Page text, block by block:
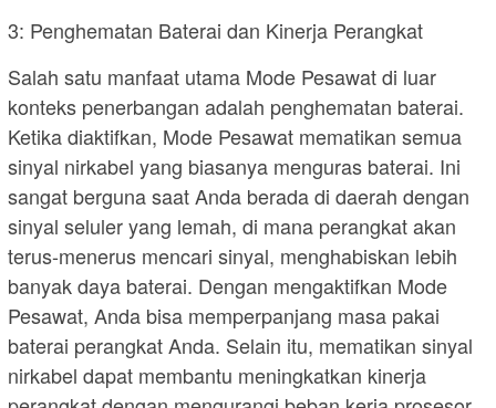
3: Penghematan Baterai dan Kinerja Perangkat
Salah satu manfaat utama Mode Pesawat di luar
konteks penerbangan adalah penghematan baterai.
Ketika diaktifkan, Mode Pesawat mematikan semua
sinyal nirkabel yang biasanya menguras baterai. Ini
sangat berguna saat Anda berada di daerah dengan
sinyal seluler yang lemah, di mana perangkat akan
terus-menerus mencari sinyal, menghabiskan lebih
banyak daya baterai. Dengan mengaktifkan Mode
Pesawat, Anda bisa memperpanjang masa pakai
baterai perangkat Anda. Selain itu, mematikan sinyal
nirkabel dapat membantu meningkatkan kinerja